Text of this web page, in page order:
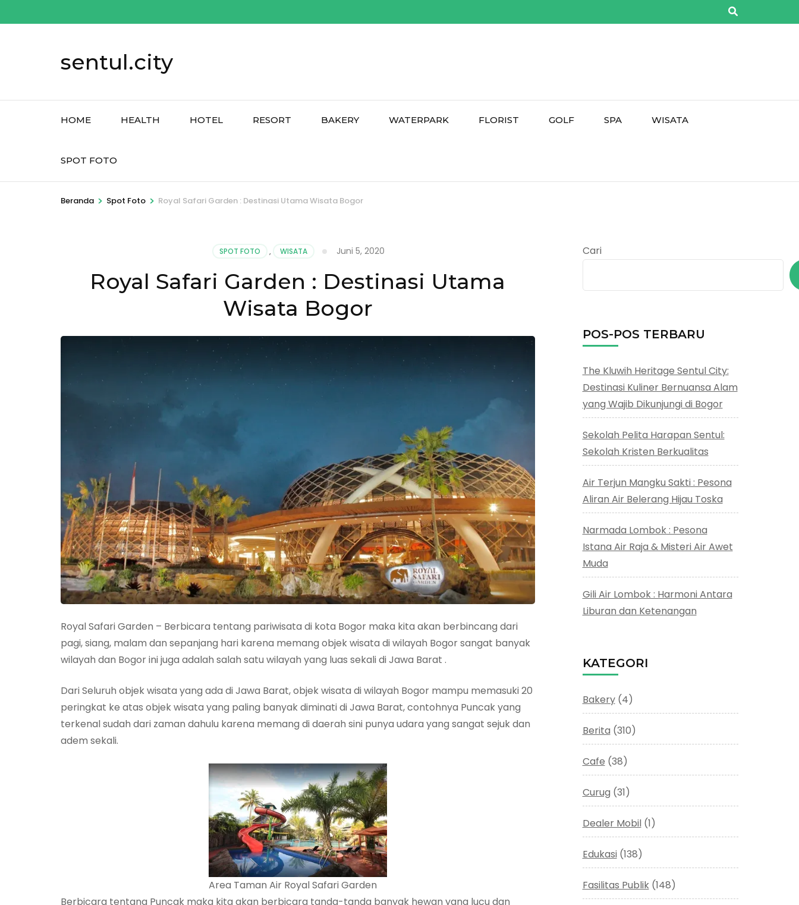
ke
sentul.city
HOME HEALTH HOTEL RESORT BAKERY WATERPARK FLORIST GOLF SPA WISATA
SPOT FOTO
Beranda > Spot Foto > Royal Safari Garden : Destinasi Utama Wisata Bogor
SPOT FOTO , WISATA Juni 5, 2020
Royal Safari Garden : Destinasi Utama
Wisata Bogor
Royal Safari Garden – Berbicara tentang pariwisata di kota Bogor maka kita akan berbincang dari
pagi, siang, malam dan sepanjang hari karena memang objek wisata di wilayah Bogor sangat banyak
wilayah dan Bogor ini juga adalah salah satu wilayah yang luas sekali di Jawa Barat .
Dari Seluruh objek wisata yang ada di Jawa Barat, objek wisata di wilayah Bogor mampu memasuki 20
peringkat ke atas objek wisata yang paling banyak diminati di Jawa Barat, contohnya Puncak yang
terkenal sudah dari zaman dahulu karena memang di daerah sini punya udara yang sangat sejuk dan
adem sekali.
Area Taman Air Royal Safari Garden
Berbicara tentang Puncak maka kita akan berbicara tanda-tanda banyak hewan yang lucu dan
Cari
POS-POS TERBARU
The Kluwih Heritage Sentul City:
Destinasi Kuliner Bernuansa Alam
yang Wajib Dikunjungi di Bogor
Sekolah Pelita Harapan Sentul:
Sekolah Kristen Berkualitas
Air Terjun Mangku Sakti : Pesona
Aliran Air Belerang Hijau Toska
Narmada Lombok : Pesona
Istana Air Raja & Misteri Air Awet
Muda
Gili Air Lombok : Harmoni Antara
Liburan dan Ketenangan
KATEGORI
Bakery(4)
Berita (310)
Cafe (38)
Curug (31)
Dealer Mobil(1)
Edukasi(138)
Fasilitas Publik(148)